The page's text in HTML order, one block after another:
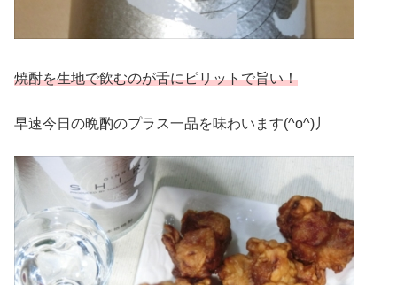
焼酎を生地で飲むのが舌にピリットで旨い！
早速今日の晩酌のプラス一品を味わいます(^o^)丿